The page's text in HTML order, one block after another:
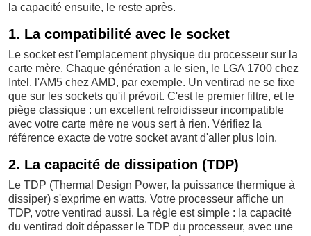
la capacité ensuite, le reste après.
1. La compatibilité avec le socket
Le socket est l'emplacement physique du processeur sur la
carte mère. Chaque génération a le sien, le LGA 1700 chez
Intel, l'AM5 chez AMD, par exemple. Un ventirad ne se fixe
que sur les sockets qu'il prévoit. C'est le premier filtre, et le
piège classique : un excellent refroidisseur incompatible
avec votre carte mère ne vous sert à rien. Vérifiez la
référence exacte de votre socket avant d'aller plus loin.
2. La capacité de dissipation (TDP)
Le TDP (Thermal Design Power, la puissance thermique à
dissiper) s'exprime en watts. Votre processeur affiche un
TDP, votre ventirad aussi. La règle est simple : la capacité
du ventirad doit dépasser le TDP du processeur, avec une